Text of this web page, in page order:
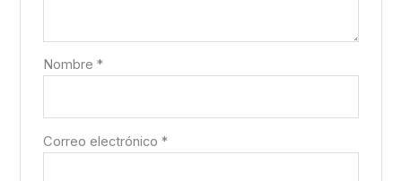
Nombre *
Correo electrónico *